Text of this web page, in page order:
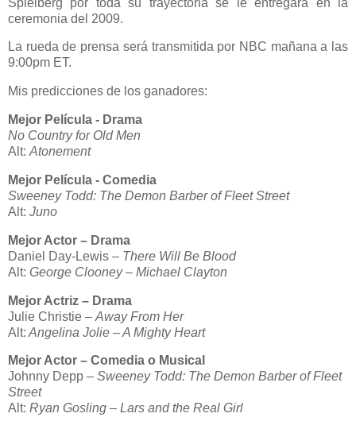
ceremonia del 2009.
La rueda de prensa será transmitida por NBC mañana a las
9:00pm ET.
Mis predicciones de los ganadores:
Mejor Película - Drama
No Country for Old Men
Alt: Atonement
Mejor Película - Comedia
Sweeney Todd: The Demon Barber of Fleet Street
Alt: Juno
Mejor Actor – Drama
Daniel Day-Lewis – There Will Be Blood
Alt: George Clooney – Michael Clayton
Mejor Actriz – Drama
Julie Christie – Away From Her
Alt: Angelina Jolie –A Mighty Heart
Mejor Actor – Comedia o Musical
Johnny Depp – Sweeney Todd: The Demon Barber of Fleet
Street
Alt: Ryan Gosling – Lars and the Real Girl